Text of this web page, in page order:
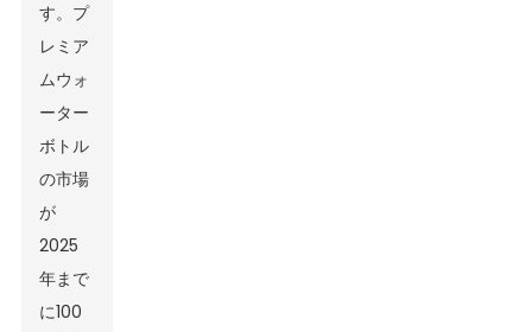
す。プ
レミア
ムウォ
ーター
ボトル
の市場
が
2025
年まで
に100